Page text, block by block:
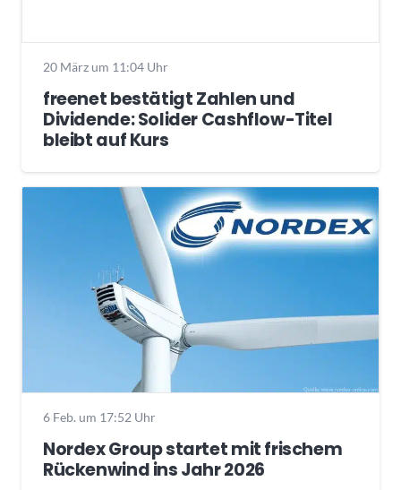
20 März um 11:04 Uhr
freenet bestätigt Zahlen und
Dividende: Solider Cashflow-Titel
bleibt auf Kurs
6 Feb. um 17:52 Uhr
Nordex Group startet mit frischem
Rückenwind ins Jahr 2026